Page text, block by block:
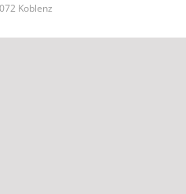
Koblenz